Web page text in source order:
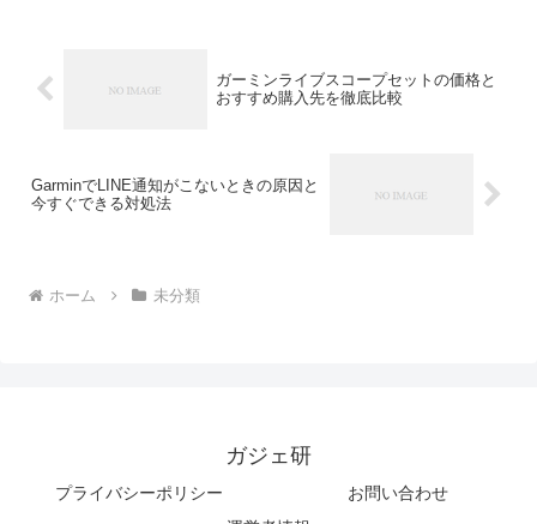
ガーミンライブスコープセットの価格と
おすすめ購入先を徹底比較
GarminでLINE通知がこないときの原因と
今すぐできる対処法
ホーム 未分類
ガジェ研
プライバシーポリシー
お問い合わせ